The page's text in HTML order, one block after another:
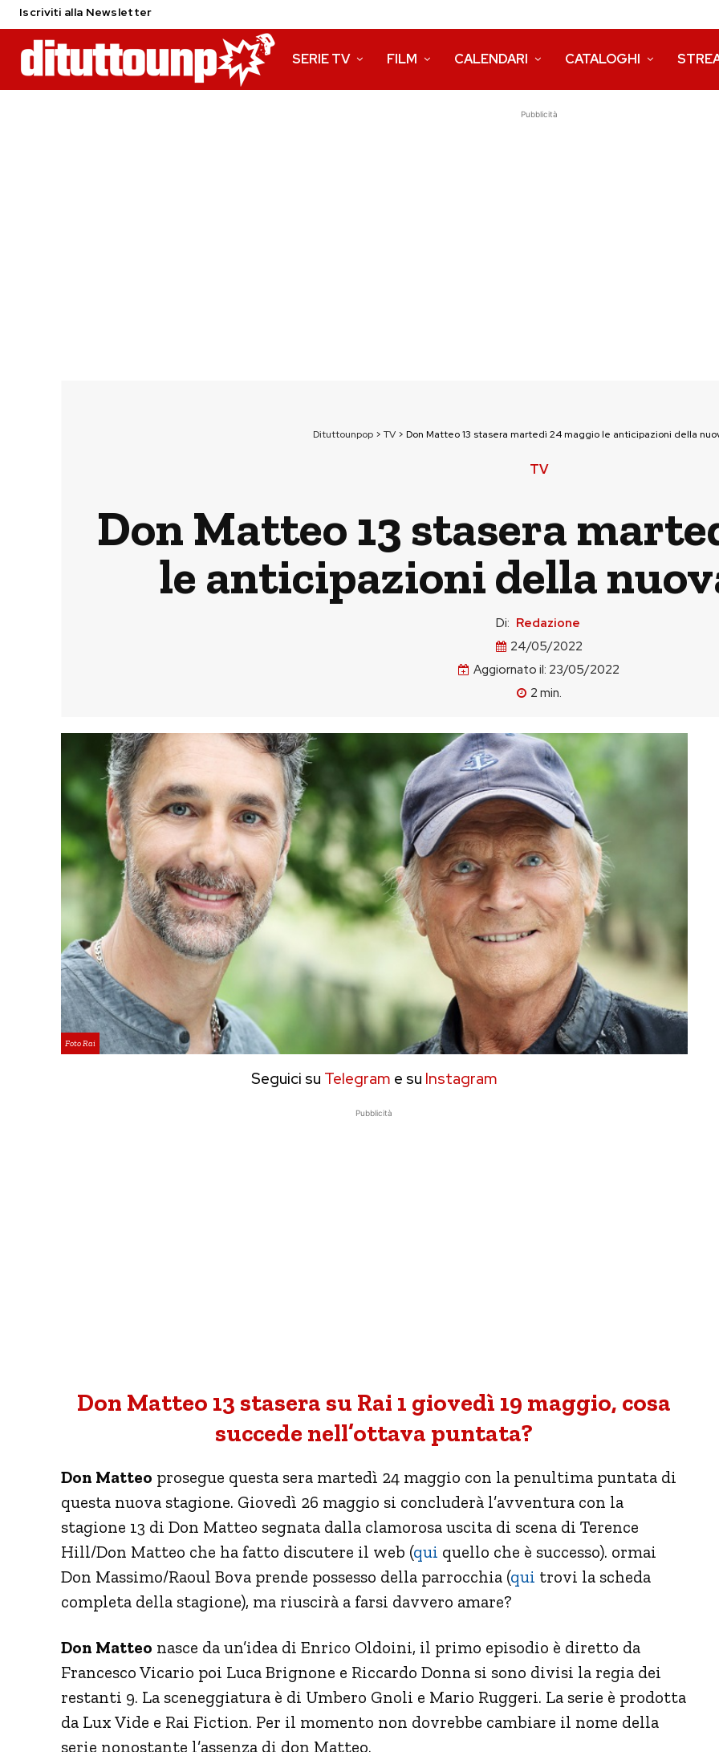
Iscriviti alla Newsletter
SERIE TV FILM CALENDARI CATALOGHI
Pubblicità
Dituttounpop> TV> Don Matteo 13 stasera martedì 24 maggio le anticipazioni della
TV
Don Matteo 13 stasera
le anticipazioni della
Di: Redazione
24/05/2022
Aggiornato il: 23/05/2022
2 min.
Foto Rai
Seguici su Telegram e su Instagram
Pubblicità
Don Matteo 13 stasera su Rai 1 giovedì 19 maggio, cosa
succede nell’ottava puntata?
Don Matteo prosegue questa sera martedì 24 maggio con la penultima puntata di
questa nuova stagione. Giovedì 26 maggio si concluderà l’avventura con la
stagione 13 di Don Matteo segnata dalla clamorosa uscita di scena di Terence
Hill/Don Matteo che ha fatto discutere il web (qui quello che è successo). ormai
Don Massimo/Raoul Bova prende possesso della parrocchia (qui trovi la scheda
completa della stagione), ma riuscirà a farsi davvero amare?
Don Matteo nasce da un’idea di Enrico Oldoini, il primo episodio è diretto da
Francesco Vicario poi Luca Brignone e Riccardo Donna si sono divisi la regia dei
restanti 9. La sceneggiatura è di Umbero Gnoli e Mario Ruggeri. La serie è prodotta
da Lux Vide e Rai Fiction. Per il momento non dovrebbe cambiare il nome della
serie nonostante l’assenza di don Matteo.